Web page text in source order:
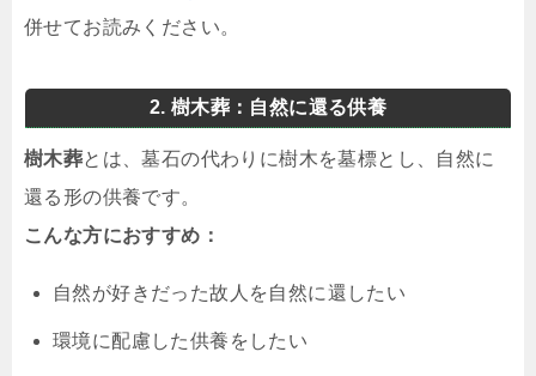
併せてお読みください。
2. 樹木葬：自然に還る供養
樹木葬とは、墓石の代わりに樹木を墓標とし、自然に
還る形の供養です。
こんな方におすすめ：
自然が好きだった故人を自然に還したい
環境に配慮した供養をしたい